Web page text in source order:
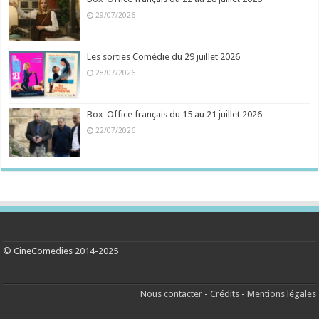
29/07/2026
Les sorties Comédie du 29 juillet 2026
28/07/2026
Box-Office français du 15 au 21 juillet 2026
22/07/2026
© CineComedies 2014-2025
Nous contacter- Crédits- Mentions légales